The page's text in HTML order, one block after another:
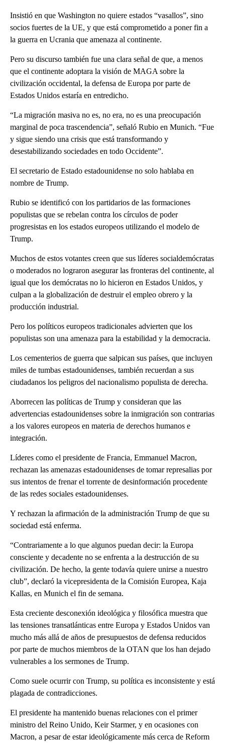
Insistió en que Washington no quiere estados “vasallos”, sino
socios fuertes de la UE, y que está comprometido a poner fin a
la guerra en Ucrania que amenaza al continente.
Pero su discurso también fue una clara señal de que, a menos
que el continente adoptara la visión de MAGA sobre la
civilización occidental, la defensa de Europa por parte de
Estados Unidos estaría en entredicho.
“La migración masiva no es, no era, no es una preocupación
marginal de poca trascendencia”, señaló Rubio en Munich. “Fue
y sigue siendo una crisis que está transformando y
desestabilizando sociedades en todo Occidente”.
El secretario de Estado estadounidense no solo hablaba en
nombre de Trump.
Rubio se identificó con los partidarios de las formaciones
populistas que se rebelan contra los círculos de poder
progresistas en los estados europeos utilizando el modelo de
Trump.
Muchos de estos votantes creen que sus líderes socialdemócratas
o moderados no lograron asegurar las fronteras del continente, al
igual que los demócratas no lo hicieron en Estados Unidos, y
culpan a la globalización de destruir el empleo obrero y la
producción industrial.
Pero los políticos europeos tradicionales advierten que los
populistas son una amenaza para la estabilidad y la democracia.
Los cementerios de guerra que salpican sus países, que incluyen
miles de tumbas estadounidenses, también recuerdan a sus
ciudadanos los peligros del nacionalismo populista de derecha.
Aborrecen las políticas de Trump y consideran que las
advertencias estadounidenses sobre la inmigración son contrarias
a los valores europeos en materia de derechos humanos e
integración.
Líderes como el presidente de Francia, Emmanuel Macron,
rechazan las amenazas estadounidenses de tomar represalias por
sus intentos de frenar el torrente de desinformación procedente
de las redes sociales estadounidenses.
Y rechazan la afirmación de la administración Trump de que su
sociedad está enferma.
“Contrariamente a lo que algunos puedan decir: la Europa
consciente y decadente no se enfrenta a la destrucción de su
civilización. De hecho, la gente todavía quiere unirse a nuestro
club”, declaró la vicepresidenta de la Comisión Europea, Kaja
Kallas, en Munich el fin de semana.
Esta creciente desconexión ideológica y filosófica muestra que
las tensiones transatlánticas entre Europa y Estados Unidos van
mucho más allá de años de presupuestos de defensa reducidos
por parte de muchos miembros de la OTAN que los han dejado
vulnerables a los sermones de Trump.
Como suele ocurrir con Trump, su política es inconsistente y está
plagada de contradicciones.
El presidente ha mantenido buenas relaciones con el primer
ministro del Reino Unido, Keir Starmer, y en ocasiones con
Macron, a pesar de estar ideológicamente más cerca de Reform